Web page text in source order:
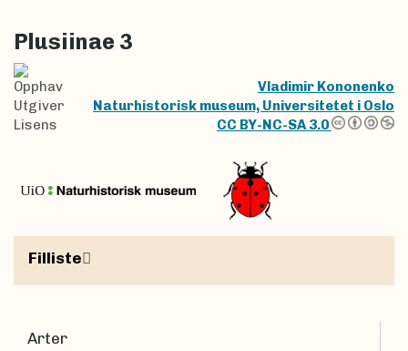
Plusiinae 3
Opphav
Vladimir Kononenko
Utgiver
Naturhistorisk museum, Universitetet i Oslo
Lisens
CC BY-NC-SA 3.0
Filliste
Arter